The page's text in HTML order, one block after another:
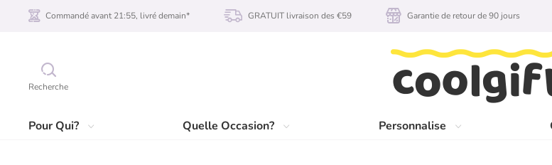
Recherche
Pour Qui? Quelle Occasion? Personnalise
Commandé avant 21:55, livré demain* GRATUIT livraison des €59 Garantie de retour de 90 jours